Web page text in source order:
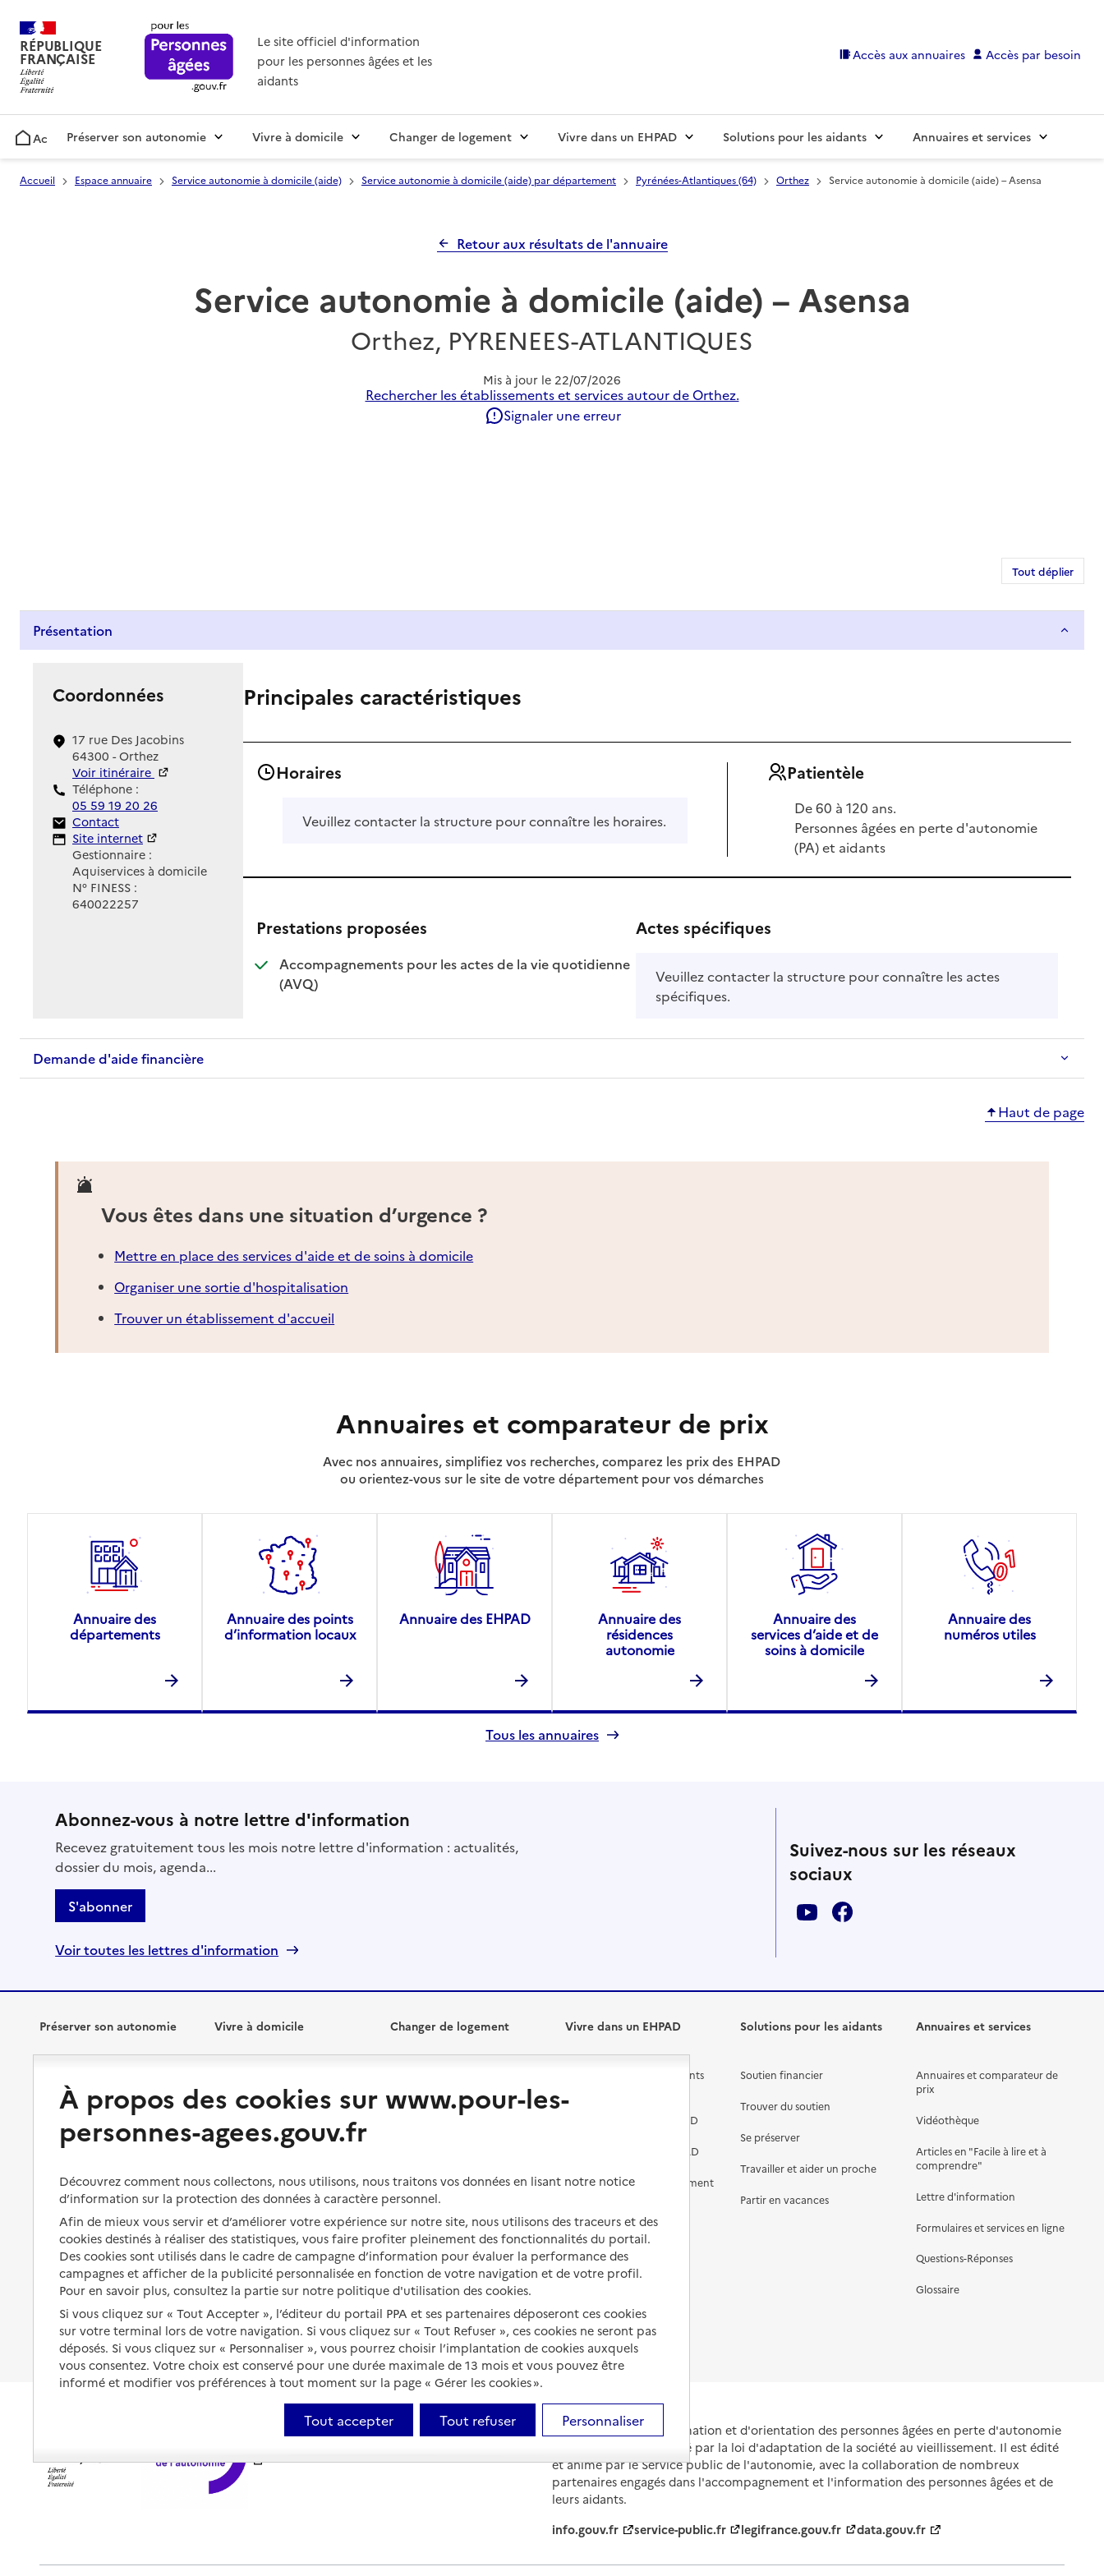
RÉPUBLIQUE
FRANÇAISE
Le site officiel d'information
pour les personnes âgées et les
aidants
Accès aux annuaires Accès par besoin
AccueilPréserver son autonomie Vivre à domicile Changer de logement Vivre dans un EHPAD Solutions pour les aidants Annuaires et services
Accueil Espace annuaire Service autonomie à domicile (aide) Service autonomie à domicile (aide) par département Pyrénées-Atlantiques (64) Orthez Service autonomie à domicile (aide) – Asensa
Retour aux résultats de l'annuaire
Service autonomie à domicile (aide) – Asensa
Orthez, PYRENEES-ATLANTIQUES
Mis à jour le 22/07/2026
Rechercher les établissements et services autour de Orthez.
Signaler une erreur
Tout déplier
Présentation
Coordonnées
17 rue Des Jacobins
64300 - Orthez
Voir itinéraire
Téléphone :
05 59 19 20 26
Contact
Contact
Site Internet
Site internet
Gestionnaire :
Aquiservices à domicile
N° FINESS :
640022257
Principales caractéristiques
Horaires
Veuillez contacter la structure pour connaître les horaires.
Patientèle
De 60 à 120 ans.
Personnes âgées en perte d'autonomie
(PA) et aidants
Prestations proposées
Accompagnements pour les actes de la vie quotidienne
(AVQ)
: disponible
: non disponible
Actes spécifiques
Veuillez contacter la structure pour connaître les actes
spécifiques.
Demande d'aide financière
Haut de page
Vous êtes dans une situation d’urgence ?
Mettre en place des services d'aide et de soins à domicile
Organiser une sortie d'hospitalisation
Trouver un établissement d'accueil
Annuaires et comparateur de prix
Avec nos annuaires, simplifiez vos recherches, comparez les prix des EHPAD
ou orientez-vous sur le site de votre département pour vos démarches
Annuaire des
départements
Annuaire des points
d’information locaux
Annuaire des EHPAD
Annuaire des
résidences
autonomie
Annuaire des
services d’aide et de
soins à domicile
Annuaire des
numéros utiles
Tous les annuaires
Abonnez-vous à notre lettre d'information
Recevez gratuitement tous les mois notre lettre d'information : actualités,
dossier du mois, agenda...
S'abonner
Voir toutes les lettres d'information
Suivez-nous sur les réseaux
sociaux
Préserver son autonomie
et droits
Aménager son logement et
s'équiper
santé
Organiser à l'avance sa propre
protection
Les mesures de protection
Les obligations de la famille
À qui s’adresser ?
Les politiques du grand âge
Vivre à domicile
Bénéficier de soins à domicile
Aides financières
Partager son logement
Vivre à domicile avec une
maladie ou un handicap
Être hospitalisé
Fin de vie à domicile
Changer de logement
Vivre dans une résidence avec
services pour seniors
Vivre en accueil familial
Vivre dans un EHPAD
Les différents établissements
Préparer l'entrée en EHPAD
Aides financières en EHPAD
Prévention, accompagnement
Comprendre les prix en
EHPAD
Droits en EHPAD
Solutions pour les aidants
Soutien financier
Trouver du soutien
Se préserver
Travailler et aider un proche
Partir en vacances
Annuaires et services
Annuaires et comparateur de
prix
Vidéothèque
Articles en "Facile à lire et à
comprendre"
Lettre d'information
Formulaires et services en ligne
Questions-Réponses
Glossaire
Portail national d'information et d'orientation des personnes âgées en perte d'autonomie
et de leurs proches, créé par la loi d'adaptation de la société au vieillissement. Il est édité
et animé par le Service public de l'autonomie, avec la collaboration de nombreux
partenaires engagés dans l'accompagnement et l'information des personnes âgées et de
leurs aidants.
info.gouv.fr
service-public.fr legifrance.gouv.fr data.gouv.fr
À propos des cookies sur www.pour-les-
personnes-agees.gouv.fr
Découvrez comment nous collectons, nous utilisons, nous traitons vos données en lisant notre notice
d’information sur la protection des données à caractère personnel.
Afin de mieux vous servir et d’améliorer votre expérience sur notre site, nous utilisons des traceurs et des
cookies destinés à réaliser des statistiques, vous faire profiter pleinement des fonctionnalités du portail.
Des cookies sont utilisés dans le cadre de campagne d’information pour évaluer la performance des
campagnes et afficher de la publicité personnalisée en fonction de votre navigation et de votre profil.
Pour en savoir plus, consultez la partie sur notre politique d'utilisation des cookies.
Si vous cliquez sur « Tout Accepter », l’éditeur du portail PPA et ses partenaires déposeront ces cookies
sur votre terminal lors de votre navigation. Si vous cliquez sur « Tout Refuser », ces cookies ne seront pas
déposés. Si vous cliquez sur « Personnaliser », vous pourrez choisir l’implantation de cookies auxquels
vous consentez. Votre choix est conservé pour une durée maximale de 13 mois et vous pouvez être
informé et modifier vos préférences à tout moment sur la page « Gérer les cookies ».
Tout accepter Tout refuser Personnaliser